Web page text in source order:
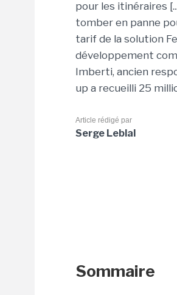
pour les itinéraires
tomber en panne
tarif de la solution
développement
Imberti, ancien
up a recueilli 25
Article rédigé par
Serge Leblal
Sommaire